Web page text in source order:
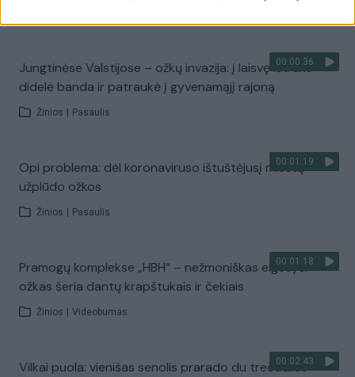
00:00:36
Jungtinėse Valstijose – ožkų invazija: į laisvę ištrūko
didelė banda ir patraukė į gyvenamąjį rajoną
Žinios Pasaulis
00:01:19
Opi problema: dėl koronaviruso ištuštėjusį miestą
užplūdo ožkos
Žinios Pasaulis
00:01:18
Pramogų komplekse „HBH“ – nežmoniškas elgesys:
ožkas šeria dantų krapštukais ir čekiais
Žinios Videobumas
00:02:43
Vilkai puola: vienišas senolis prarado du trečdalius